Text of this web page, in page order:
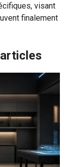
visant
finalement